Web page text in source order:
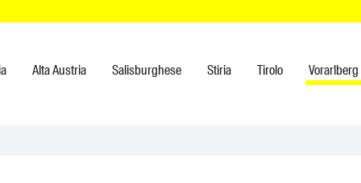
Alta Austria Salisburghese Stiria Tirolo Vorarlberg